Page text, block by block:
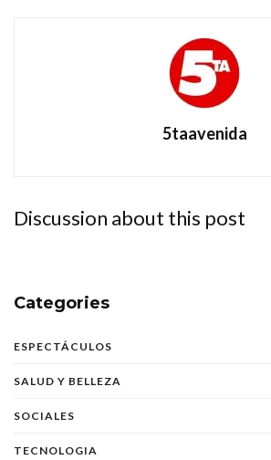
5taavenida
Discussion about this post
Categories
ESPECTÁCULOS
SALUD Y BELLEZA
SOCIALES
TECNOLOGIA